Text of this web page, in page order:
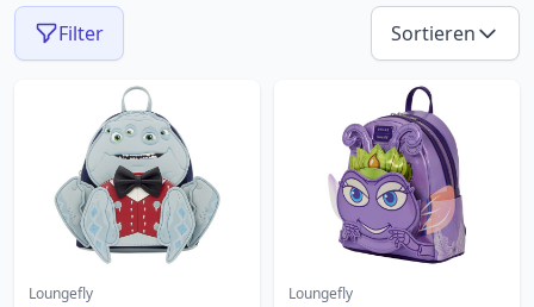
Filter Sortieren
Loungefly
Loungefly